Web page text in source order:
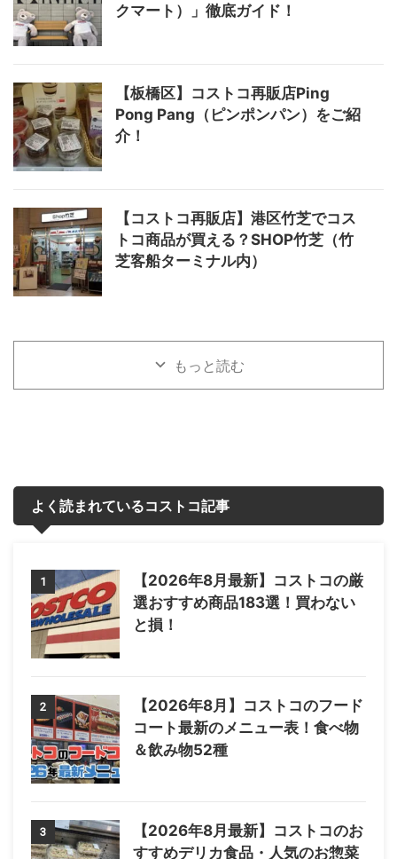
クマート）」徹底ガイド！
【板橋区】コストコ再販店Ping
Pong Pang（ピンポンパン）をご紹
介！
【コストコ再販店】港区竹芝でコス
トコ商品が買える？SHOP竹芝（竹
芝客船ターミナル内）
もっと読む
よく読まれているコストコ記事
1
【2026年8月最新】コストコの厳
選おすすめ商品183選！買わない
と損！
2
【2026年8月】コストコのフード
コート最新のメニュー表！食べ物
＆飲み物52種
3
【2026年8月最新】コストコのお
すすめデリカ食品・人気のお惣菜